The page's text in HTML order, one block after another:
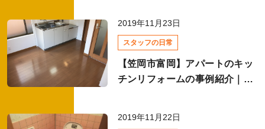
全て
2019年11月23日
スタッフの日常
【笠岡市富岡】アパートのキッ
チンリフォームの事例紹介｜キ
2019年11月22日